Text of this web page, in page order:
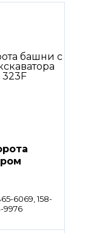
6069, 158-
9976